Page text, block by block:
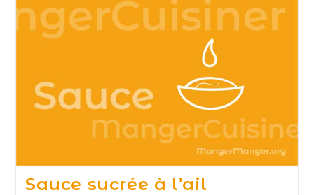
Sauce sucrée à l’ail